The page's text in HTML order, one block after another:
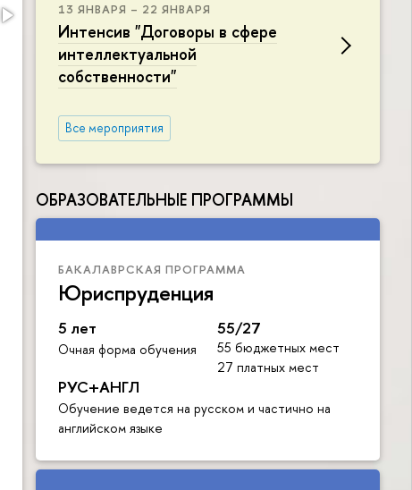
13 ЯНВАРЯ – 22 ЯНВАРЯ
Интенсив "Договоры в сфере
интеллектуальной
собственности"
Все мероприятия
ОБРАЗОВАТЕЛЬНЫЕ ПРОГРАММЫ
БАКАЛАВРСКАЯ ПРОГРАММА
Юриспруденция
5 лет
Очная форма обучения
55/27
55 бюджетных мест
27 платных мест
РУС+АНГЛ
Обучение ведется на русском и частично на
английском языке